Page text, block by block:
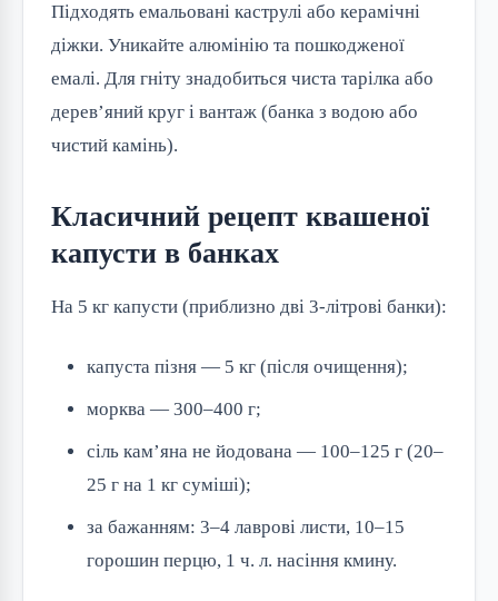
Підходять емальовані каструлі або керамічні
діжки. Уникайте алюмінію та пошкодженої
емалі. Для гніту знадобиться чиста тарілка або
дерев’яний круг і вантаж (банка з водою або
чистий камінь).
Класичний рецепт квашеної
капусти в банках
На 5 кг капусти (приблизно дві 3-літрові банки):
капуста пізня — 5 кг (після очищення);
морква — 300–400 г;
сіль кам’яна не йодована — 100–125 г (20–
25 г на 1 кг суміші);
за бажанням: 3–4 лаврові листи, 10–15
горошин перцю, 1 ч. л. насіння кмину.